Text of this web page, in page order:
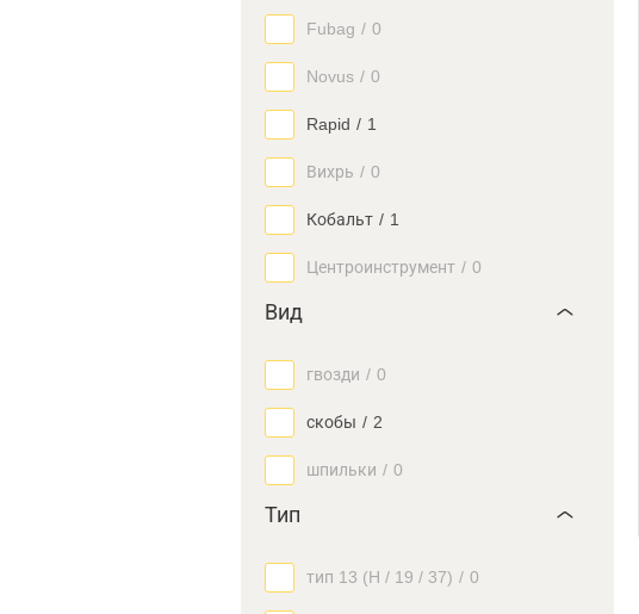
Fubag / 0
Novus / 0
Rapid / 1
Вихрь / 0
Кобальт / 1
Центроинструмент / 0
Вид
гвозди / 0
скобы / 2
шпильки / 0
Тип
тип 13 (H / 19 / 37) / 0